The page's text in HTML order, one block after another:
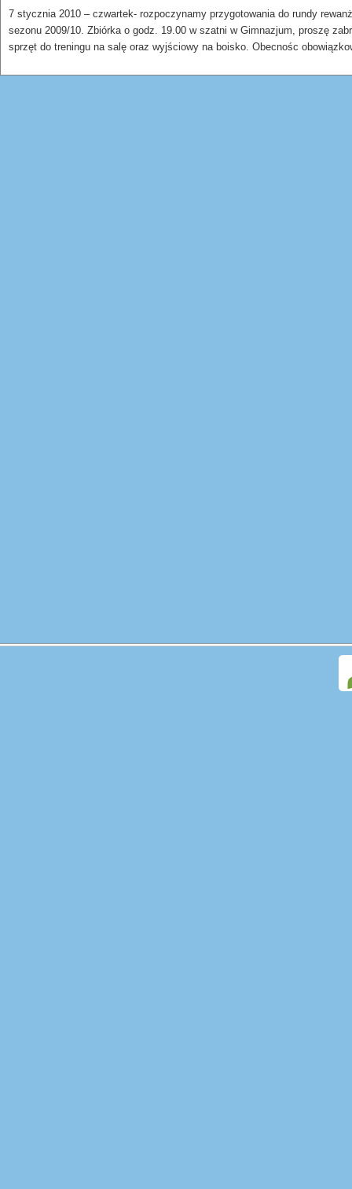
7 stycznia 2010 – czwartek- rozpoczynamy przygotowania do rundy
sezonu 2009/10. Zbiórka o godz. 19.00 w szatni w Gimnazjum, proszę
sprzęt do treningu na salę oraz wyjściowy na boisko. Obecnośc